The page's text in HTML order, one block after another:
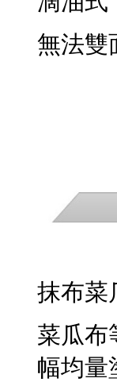
無法雙
抹布菜
菜瓜布
幅均量